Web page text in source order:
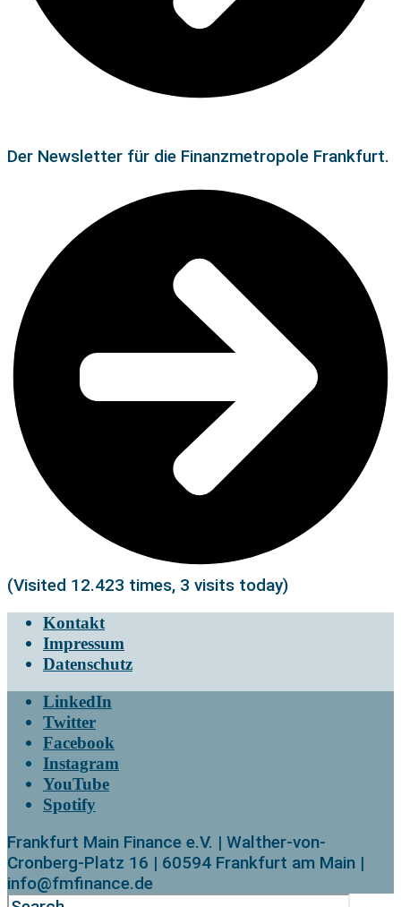
Der Newsletter für die Finanzmetropole Frankfurt.
(Visited 12.423 times, 3 visits today)
Kontakt
Impressum
Datenschutz
LinkedIn
Twitter
Facebook
Instagram
YouTube
Spotify
Frankfurt Main Finance e.V. | Walther-von-
Cronberg-Platz 16 | 60594 Frankfurt am Main |
info@fmfinance.de